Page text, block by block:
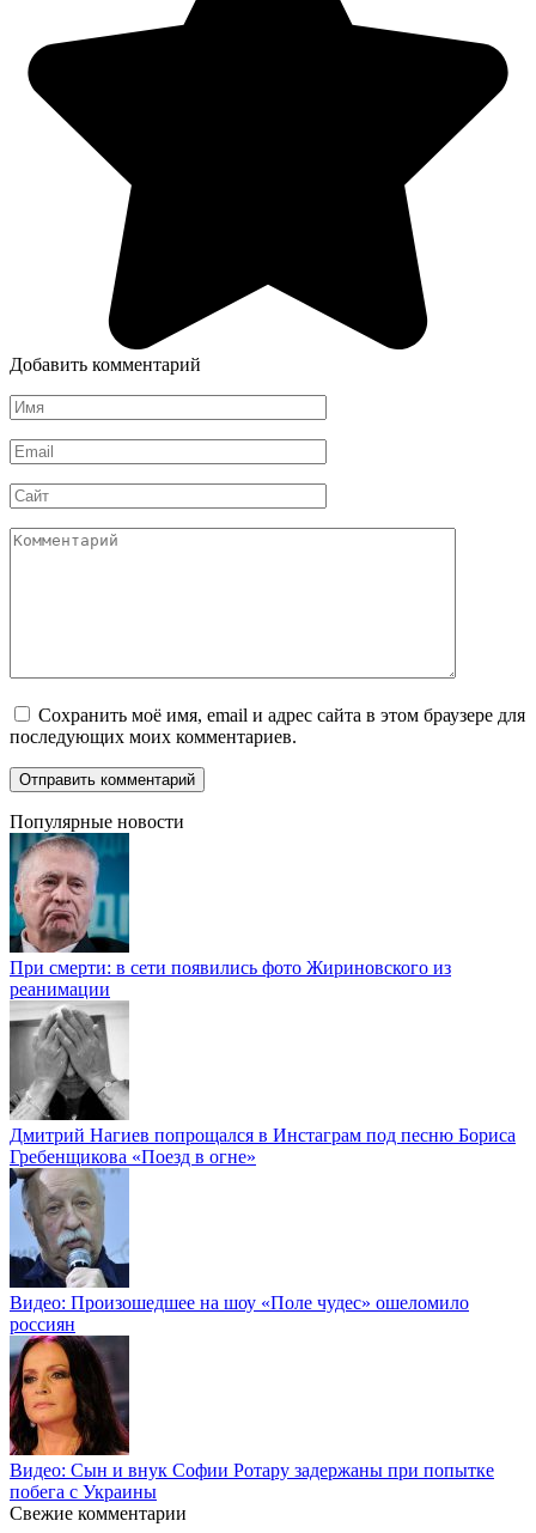
Добавить комментарий
Имя
*
Email
*
Сайт
Комментарий
Сохранить моё имя, email и адрес сайта в этом браузере для
последующих моих комментариев.
Популярные новости
При смерти: в сети появились фото Жириновского из
реанимации
Дмитрий Нагиев попрощался в Инстаграм под песню Бориса
Гребенщикова «Поезд в огне»
Видео: Произошедшее на шоу «Поле чудес» ошеломило
россиян
Видео: Сын и внук Софии Ротару задержаны при попытке
побега с Украины
Свежие комментарии